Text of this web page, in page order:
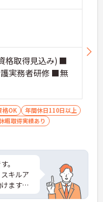
格取得見込み) ■
実務者研修 ■無
格OK
年間休日110日以上
暇取得実績あり
。
キルア
ますよ